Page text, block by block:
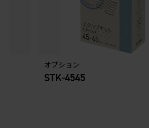
オプション
STK-4545